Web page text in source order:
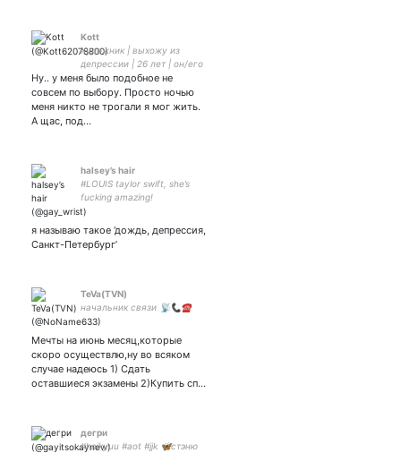
Kott
Художник | выхожу из
депрессии | 26 лет | он/его
| ЛИЭ ВЛЭФ
Ну.. у меня было подобное не
совсем по выбору. Просто ночью
меня никто не трогали я мог жить.
А щас, под…
halsey’s hair
#LOUIS taylor swift, she’s
fucking amazing!
я называю такое ‘дождь, депрессия,
Санкт-Петербург’
TeVa(TVN)
начальник связи 📡📞☎️
Мечты на июнь месяц,которые
скоро осуществлю,ну во всяком
случае надеюсь 1) Сдать
оставшиеся экзамены 2)Купить сп…
дегри
#haikyuu #aot #jjk 🦋стэню